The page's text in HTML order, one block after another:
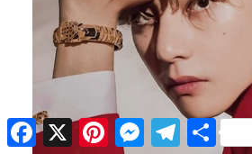
Facebook
X PinterestMessenger
Telegram
Share